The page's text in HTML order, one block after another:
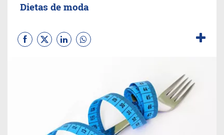
Dietas de moda